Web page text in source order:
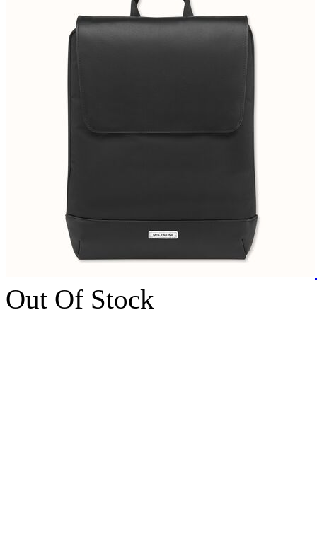
Out Of Stock